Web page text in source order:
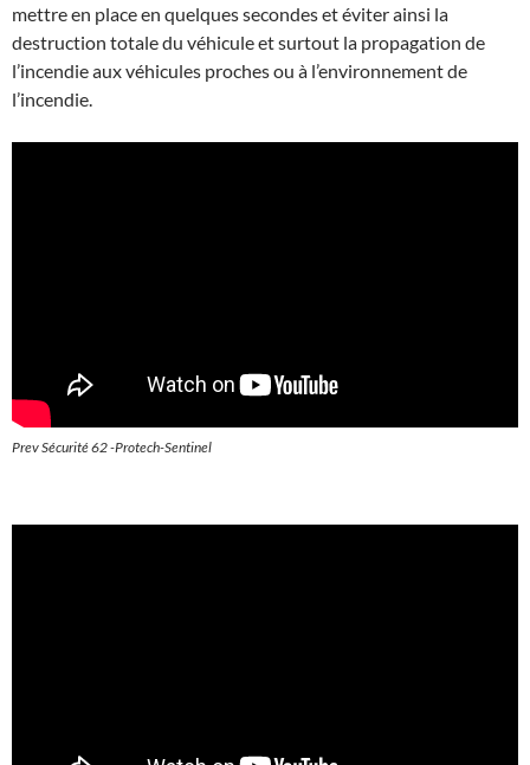
mettre en place en quelques secondes et éviter ainsi la
destruction totale du véhicule et surtout la propagation de
l’incendie aux véhicules proches ou à l’environnement de
l’incendie.
Prev Sécurité 62 -Protech-Sentinel